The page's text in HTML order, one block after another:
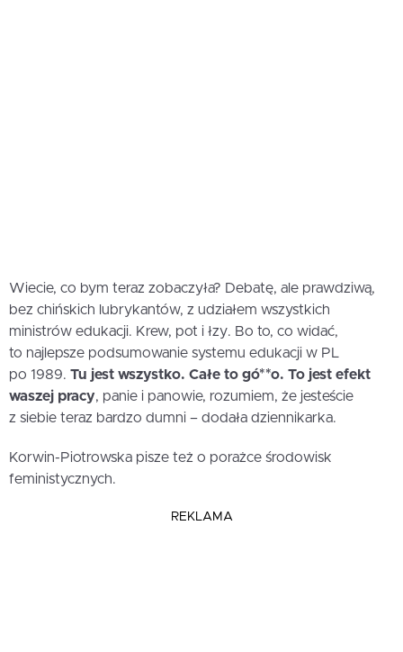
Wiecie, co bym teraz zobaczyła? Debatę, ale prawdziwą,
bez chińskich lubrykantów, z udziałem wszystkich
ministrów edukacji. Krew, pot i łzy. Bo to, co widać,
to najlepsze podsumowanie systemu edukacji w PL
po 1989. Tu jest wszystko. Całe to gó**o. To jest efekt
waszej pracy, panie i panowie, rozumiem, że jesteście
z siebie teraz bardzo dumni – dodała dziennikarka.
Korwin-Piotrowska pisze też o porażce środowisk
feministycznych.
REKLAMA